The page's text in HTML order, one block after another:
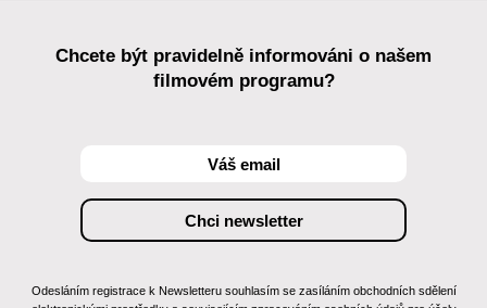
Chcete být pravidelně informováni o našem
filmovém programu?
Odesláním registrace k Newsletteru souhlasím se zasíláním obchodních sdělení